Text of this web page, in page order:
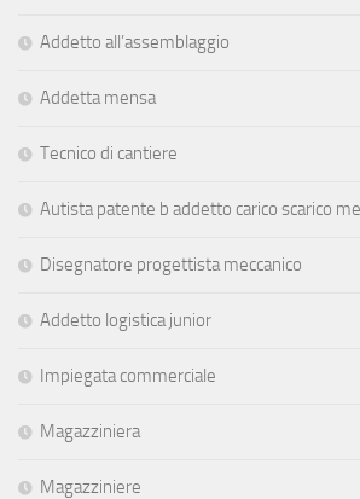
Addetto all’assemblaggio
Addetta mensa
Tecnico di cantiere
Autista patente b addetto carico scarico
Disegnatore progettista meccanico
Addetto logistica junior
Impiegata commerciale
Magazziniera
Magazziniere